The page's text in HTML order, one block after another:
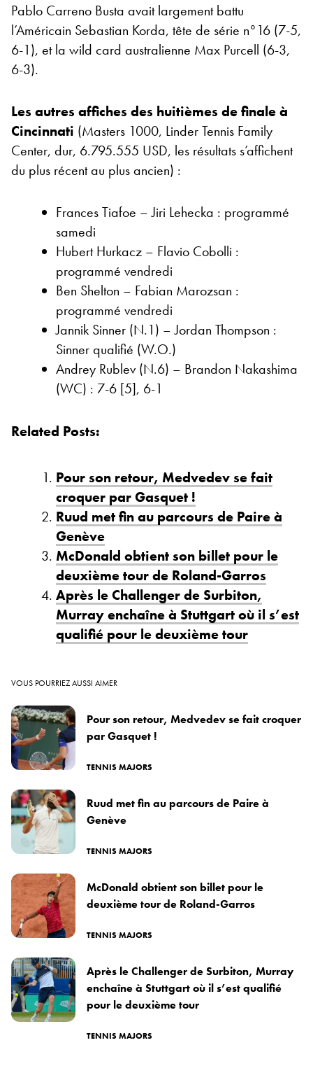
Pablo Carreno Busta avait largement battu
l’Américain Sebastian Korda, tête de série n°16 (7-5,
6-1), et la wild card australienne Max Purcell (6-3,
6-3).
Les autres affiches des huitièmes de finale à
Cincinnati (Masters 1000, Linder Tennis Family
Center, dur, 6.795.555 USD, les résultats s’affichent
du plus récent au plus ancien) :
Frances Tiafoe – Jiri Lehecka : programmé
samedi
Hubert Hurkacz – Flavio Cobolli :
programmé vendredi
Ben Shelton – Fabian Marozsan :
programmé vendredi
Jannik Sinner (N.1) – Jordan Thompson :
Sinner qualifié (W.O.)
Andrey Rublev (N.6) – Brandon Nakashima
(WC) : 7-6 [5], 6-1
Related Posts:
Pour son retour, Medvedev se fait
croquer par Gasquet !
Ruud met fin au parcours de Paire à
Genève
McDonald obtient son billet pour le
deuxième tour de Roland-Garros
Après le Challenger de Surbiton,
Murray enchaîne à Stuttgart où il s’est
qualifié pour le deuxième tour
VOUS POURRIEZ AUSSI AIMER
Pour son retour, Medvedev se fait croquer
par Gasquet !
TENNIS MAJORS
Ruud met fin au parcours de Paire à
Genève
TENNIS MAJORS
McDonald obtient son billet pour le
deuxième tour de Roland-Garros
TENNIS MAJORS
Après le Challenger de Surbiton, Murray
enchaîne à Stuttgart où il s’est qualifié
pour le deuxième tour
TENNIS MAJORS